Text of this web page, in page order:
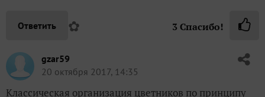
Ответить ✿ 3 Спасибо!
gzar59
20 октября 2017, 14:35
Классическая организация цветников по принципу